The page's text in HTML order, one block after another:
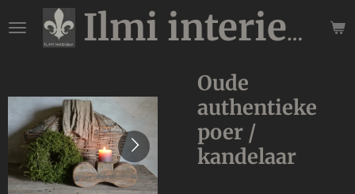
direct
hoofdinhoud
Ilmi interieur
Oude
authentieke
poer /
kandelaar